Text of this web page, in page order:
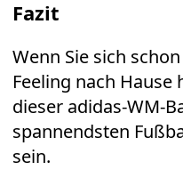
Fazit
Wenn Sie sich
Feeling nach
dieser adidas-WM-
spannendsten
sein.